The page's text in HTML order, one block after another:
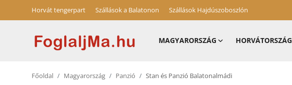
Horvát tengerpart Szállások a Balatonon Szállások Hajdúszoboszlón
MAGYARORSZÁG HORVÁTORSZÁG
Főoldal Magyarország Panzió Stan és Panzió Balatonalmádi